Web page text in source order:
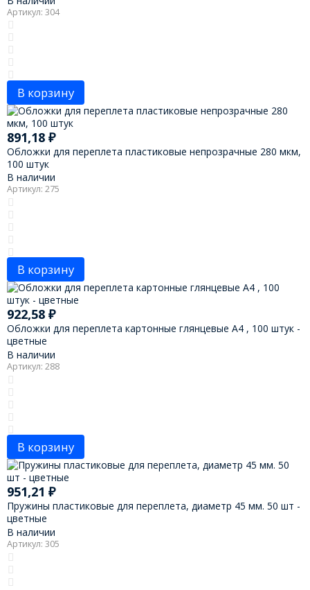
Артикул: 304
В корзину
891,18 ₽
Обложки для переплета пластиковые непрозрачные 280 мкм,
100 штук
В наличии
Артикул: 275
В корзину
922,58 ₽
Обложки для переплета картонные глянцевые А4 , 100 штук -
цветные
В наличии
Артикул: 288
В корзину
951,21 ₽
Пружины пластиковые для переплета, диаметр 45 мм. 50 шт -
цветные
В наличии
Артикул: 305